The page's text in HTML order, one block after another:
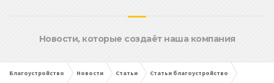
Новости, которые создаёт наша компания
Благоустройство Новости Статьи Статьи благоустройство